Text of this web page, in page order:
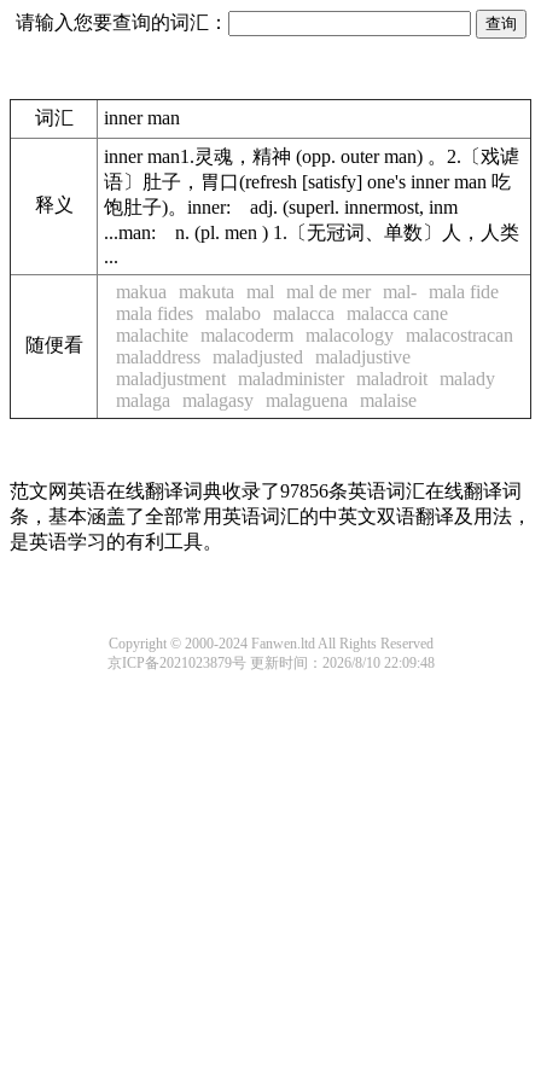
请输入您要查询的词汇：
词汇 inner man
释义
inner man1.灵魂，精神 (opp. outer man) 。2.〔戏谑
语〕肚子，胃口(refresh [satisfy] one's inner man 吃
饱肚子)。inner: adj. (superl. innermost, inm
...man: n. (pl. men ) 1.〔无冠词、单数〕人，人类
...
随便看
makua makuta mal mal de mer mal- mala fide
mala fides malabo malacca
malacca cane
malachite malacoderm malacology malacostracan
maladdress maladjusted
maladjustive
maladjustment maladminister maladroit malady
malaga
malagasy malaguena malaise
范文网英语在线翻译词典收录了97856条英语词汇在线翻译词
条，基本涵盖了全部常用英语词汇的中英文双语翻译及用法，
是英语学习的有利工具。
Copyright © 2000-2024 Fanwen.ltd All Rights Reserved
京ICP备2021023879号更新时间：2026/8/10 22:09:48